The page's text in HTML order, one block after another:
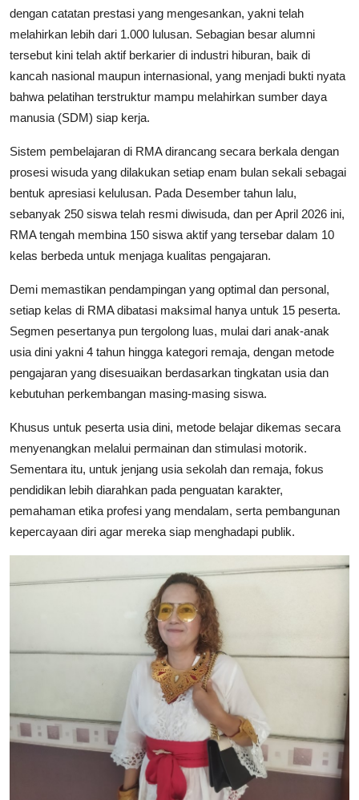
dengan catatan prestasi yang mengesankan, yakni telah
melahirkan lebih dari 1.000 lulusan. Sebagian besar alumni
tersebut kini telah aktif berkarier di industri hiburan, baik di
kancah nasional maupun internasional, yang menjadi bukti nyata
bahwa pelatihan terstruktur mampu melahirkan sumber daya
manusia (SDM) siap kerja.
​Sistem pembelajaran di RMA dirancang secara berkala dengan
prosesi wisuda yang dilakukan setiap enam bulan sekali sebagai
bentuk apresiasi kelulusan. Pada Desember tahun lalu,
sebanyak 250 siswa telah resmi diwisuda, dan per April 2026 ini,
RMA tengah membina 150 siswa aktif yang tersebar dalam 10
kelas berbeda untuk menjaga kualitas pengajaran.
​Demi memastikan pendampingan yang optimal dan personal,
setiap kelas di RMA dibatasi maksimal hanya untuk 15 peserta.
Segmen pesertanya pun tergolong luas, mulai dari anak-anak
usia dini yakni 4 tahun hingga kategori remaja, dengan metode
pengajaran yang disesuaikan berdasarkan tingkatan usia dan
kebutuhan perkembangan masing-masing siswa.
​Khusus untuk peserta usia dini, metode belajar dikemas secara
menyenangkan melalui permainan dan stimulasi motorik.
Sementara itu, untuk jenjang usia sekolah dan remaja, fokus
pendidikan lebih diarahkan pada penguatan karakter,
pemahaman etika profesi yang mendalam, serta pembangunan
kepercayaan diri agar mereka siap menghadapi publik.